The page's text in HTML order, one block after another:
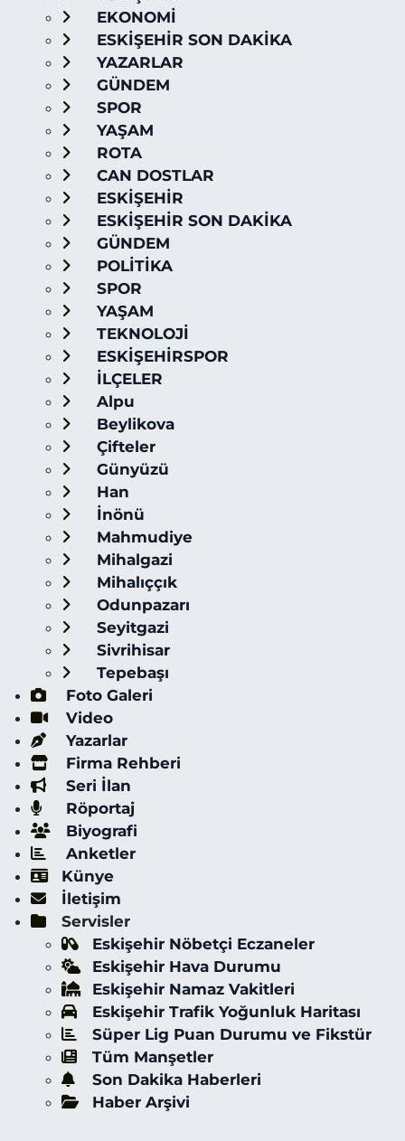
EKONOMİ
ESKİŞEHİR SON DAKİKA
YAZARLAR
GÜNDEM
SPOR
YAŞAM
ROTA
CAN DOSTLAR
ESKİŞEHİR
ESKİŞEHİR SON DAKİKA
GÜNDEM
POLİTİKA
SPOR
YAŞAM
TEKNOLOJİ
ESKİŞEHİRSPOR
İLÇELER
Alpu
Beylikova
Çifteler
Günyüzü
Han
İnönü
Mahmudiye
Mihalgazi
Mihalıççık
Odunpazarı
Seyitgazi
Sivrihisar
Tepebaşı
Foto Galeri
Video
Yazarlar
Firma Rehberi
Seri İlan
Röportaj
Biyografi
Anketler
Künye
İletişim
Servisler
Eskişehir Nöbetçi Eczaneler
Eskişehir Hava Durumu
Eskişehir Namaz Vakitleri
Eskişehir Trafik Yoğunluk Haritası
Süper Lig Puan Durumu ve Fikstür
Tüm Manşetler
Son Dakika Haberleri
Haber Arşivi